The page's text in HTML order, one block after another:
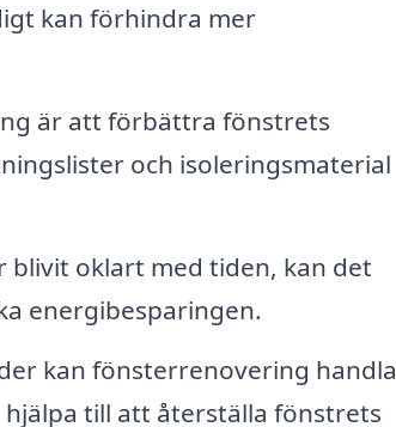
kan förhindra mer
är att förbättra fönstrets
och isoleringsmaterial
blivit oklart med tiden, kan det
energibesparingen.
kan fönsterrenovering handla
till att återställa fönstrets